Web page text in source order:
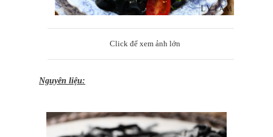
Click để xem ảnh lớn
Nguyên liệu: